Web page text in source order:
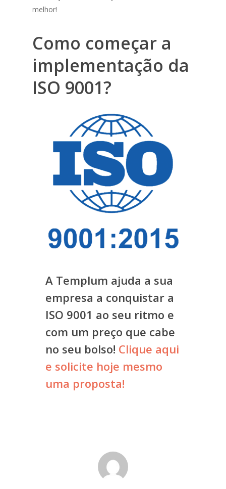
melhor!
Como começar a
implementação da
ISO 9001?
A Templum ajuda a sua
empresa a conquistar a
ISO 9001 ao seu ritmo e
com um preço que cabe
no seu bolso! Clique aqui
e solicite hoje mesmo
uma proposta!